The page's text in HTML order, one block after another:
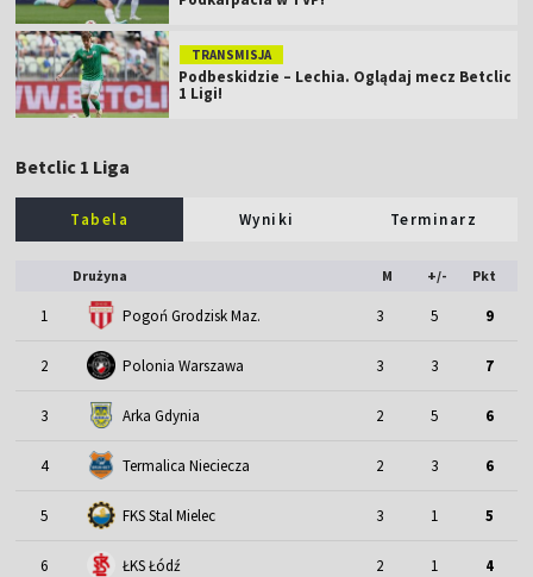
TRANSMISJA
Podbeskidzie – Lechia. Oglądaj mecz Betclic
1 Ligi!
Betclic 1 Liga
Tabela Wyniki Terminarz
Drużyna M +/- Pkt
1 Pogoń Grodzisk Maz. 3 5 9
2 Polonia Warszawa 3 3 7
3 Arka Gdynia 2 5 6
4 Termalica Nieciecza 2 3 6
5 FKS Stal Mielec 3 1 5
6 ŁKS Łódź 2 1 4